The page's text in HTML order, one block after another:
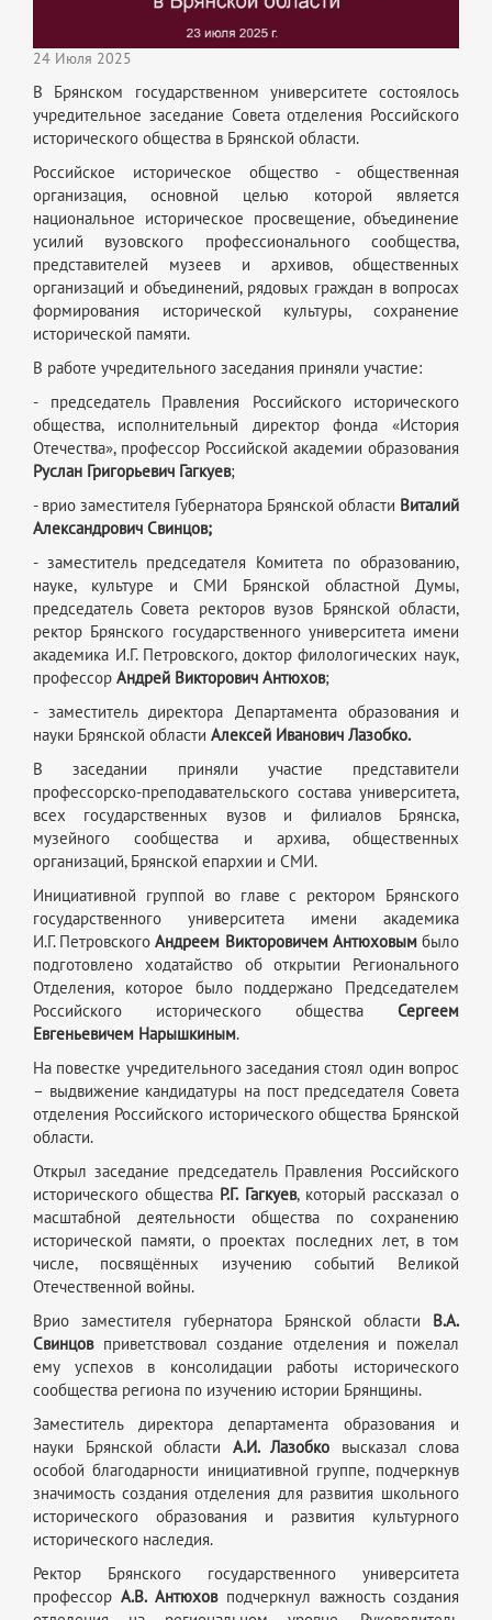
24 Июля 2025
В Брянском государственном университете состоялось
учредительное заседание Совета отделения Российского
исторического общества в Брянской области.
Российское историческое общество - общественная
организация, основной целью которой является
национальное историческое просвещение, объединение
усилий вузовского профессионального сообщества,
представителей музеев и архивов, общественных
организаций и объединений, рядовых граждан в вопросах
формирования исторической культуры, сохранение
исторической памяти.
В работе учредительного заседания приняли участие:
- председатель Правления Российского исторического
общества, исполнительный директор фонда «История
Отечества», профессор Российской академии образования
Руслан Григорьевич Гагкуев;
- врио заместителя Губернатора Брянской области Виталий
Александрович Свинцов;
- заместитель председателя Комитета по образованию,
науке, культуре и СМИ Брянской областной Думы,
председатель Совета ректоров вузов Брянской области,
ректор Брянского государственного университета имени
академика И.Г. Петровского, доктор филологических наук,
профессор Андрей Викторович Антюхов;
- заместитель директора Департамента образования и
науки Брянской области Алексей Иванович Лазобко.
В заседании приняли участие представители
профессорско-преподавательского состава университета,
всех государственных вузов и филиалов Брянска,
музейного сообщества и архива, общественных
организаций, Брянской епархии и СМИ.
Инициативной группой во главе с ректором Брянского
государственного университета имени академика
И.Г. ПетровскогоАндреем Викторовичем Антюховымбыло
подготовлено ходатайство об открытии Регионального
Отделения, которое было поддержано Председателем
Российского исторического общества Сергеем
Евгеньевичем Нарышкиным.
На повестке учредительного заседания стоял один вопрос
– выдвижение кандидатуры на пост председателя Совета
отделения Российского исторического общества Брянской
области.
Открыл заседание председатель Правления Российского
исторического общества Р.Г. Гагкуев, который рассказал о
масштабной деятельности общества по сохранению
исторической памяти, о проектах последних лет, в том
числе, посвящённых изучению событий Великой
Отечественной войны.
Врио заместителя губернатора Брянской области В.А.
Свинцовприветствовал создание отделения и пожелал
ему успехов в консолидации работы исторического
сообщества региона по изучению истории Брянщины.
Заместитель директора департамента образования и
науки Брянской области А.И. Лазобко высказал слова
особой благодарности инициативной группе, подчеркнув
значимость создания отделения для развития школьного
исторического образования и развития культурного
исторического наследия.
Ректор Брянского государственного университета
профессор А.В. Антюховподчеркнул важность создания